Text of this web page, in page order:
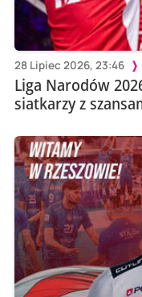
28 Lipiec 2026, 23:46
Liga Narodów
siatkarzy z